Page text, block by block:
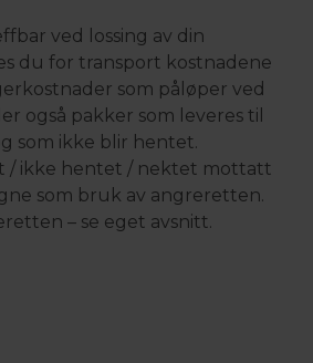
ved lossing av din
du for transport kostnadene
som påløper ved
også pakker som leveres til
som ikke blir hentet.
/ ikke hentet / nektet mottatt
som bruk av angreretten.
– se eget avsnitt.